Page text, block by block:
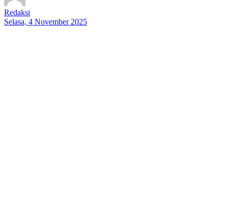
Redaksi
Selasa, 4 November 2025